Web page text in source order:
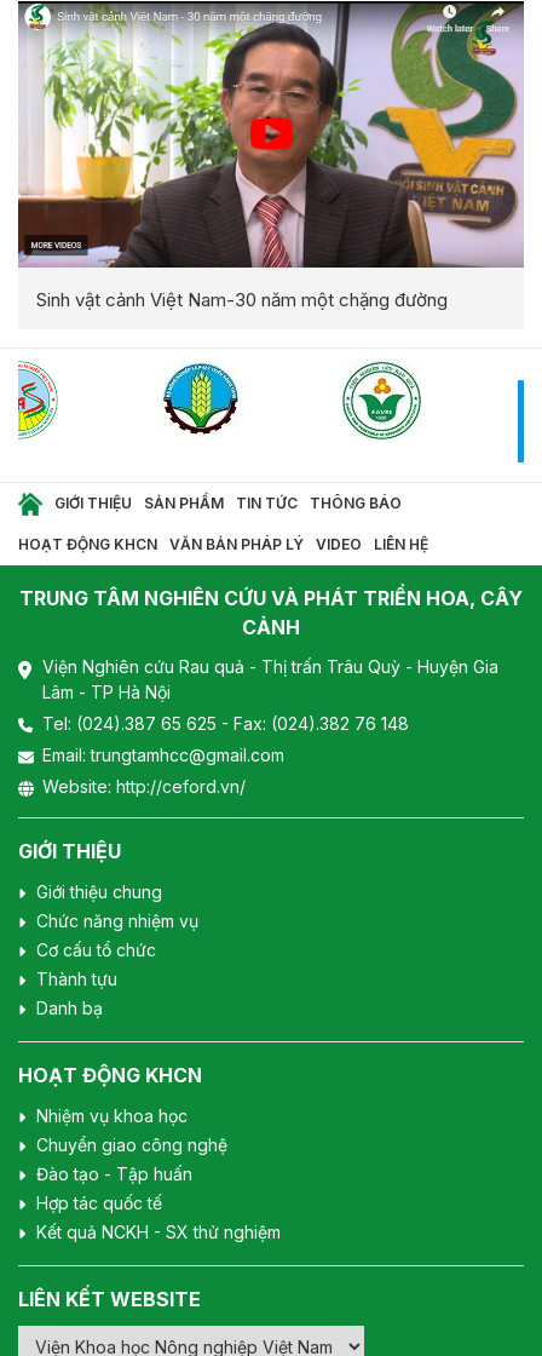
Sinh vật cảnh Việt Nam-30 năm một chặng đường
GIỚI THIỆU SẢN PHẨM TIN TỨC THÔNG BÁO
HOẠT ĐỘNG KHCN VĂN BẢN PHÁP LÝ VIDEO LIÊN HỆ
TRUNG TÂM NGHIÊN CỨU VÀ PHÁT TRIỂN HOA, CÂY
CẢNH
Viện Nghiên cứu Rau quả - Thị trấn Trâu Quỳ - Huyện Gia
Lâm - TP Hà Nội
Tel: (024).387 65 625 - Fax: (024).382 76 148
Email:trungtamhcc@gmail.com
Website: http://ceford.vn/
GIỚI THIỆU
Giới thiệu chung
Chức năng nhiệm vụ
Cơ cấu tổ chức
Thành tựu
Danh bạ
HOẠT ĐỘNG KHCN
Nhiệm vụ khoa học
Chuyển giao công nghệ
Đào tạo - Tập huấn
Hợp tác quốc tế
Kết quả NCKH - SX thử nghiệm
LIÊN KẾT WEBSITE